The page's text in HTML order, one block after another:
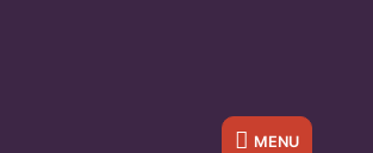
SousMENU